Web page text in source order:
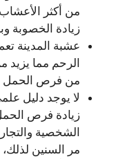
من أكثر
زيادة الخصوبة
عشبة المدينة
الرحم مما يزيد
من فرص الحمل
لا يوجد دليل
زيادة فرص
الشخصية
مر السنين